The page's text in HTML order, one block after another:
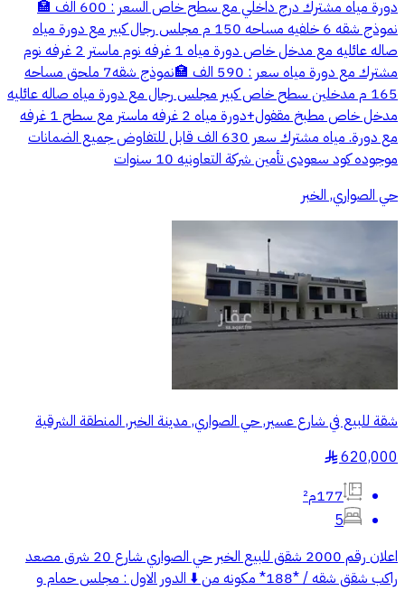
دورة مياه مشترك درج داخلي مع سطح خاص السعر : 600 الف 🏣
نموذج شقه 6 خلفيه مساحه 150 م مجلس رجال كبير مع دورة مياه
صاله عائليه مع مدخل خاص دورة مياه 1 غرفه نوم ماستر 2 غرفه نوم
مشترك مع دورة مياه سعر : 590 الف 🏣نموذج شقه7 ملحق مساحه
165 م مدخلين سطح خاص كبير مجلس رجال مع دورة مياه صاله عائليه
مدخل خاص مطبخ مقفول+دورة مياه 2 غرفه ماستر مع سطح 1 غرفه
مع دورة. مياه مشترك سعر 630 الف قابل للتفاوض جميع الضمانات
موجوده كود سعودى تأمين شركة التعاونيه 10 سنوات
حي الصواري, الخبر
شقة للبيع في شارع عسير, حي الصواري, مدينة الخبر, المنطقة الشرقية
620,000
§
177م²
5
اعلان رقم 2000 شقق للبيع الخبر حي الصواري شارع 20 شرق مصعد
راكب شقق شقه / *188* مكونه من ⬇️ الدور الاول : مجلس حمام و